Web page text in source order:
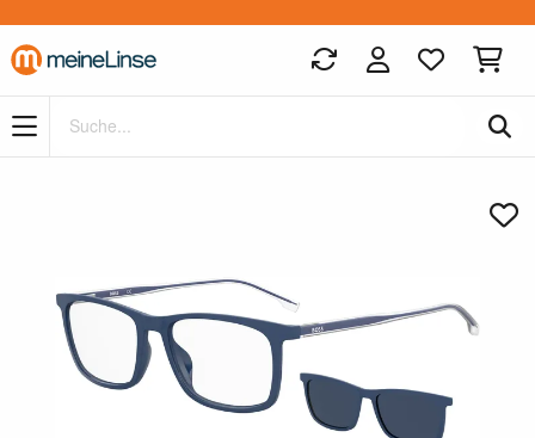
Zum Hauptinhalt springen